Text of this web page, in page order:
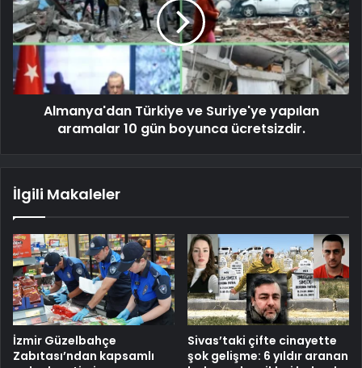
Almanya'dan Türkiye ve Suriye'ye yapılan
aramalar 10 gün boyunca ücretsizdir.
İlgili Makaleler
İzmir Güzelbahçe
Zabıtası’ndan kapsamlı
Sivas’taki çifte cinayette
şok gelişme: 6 yıldır aranan